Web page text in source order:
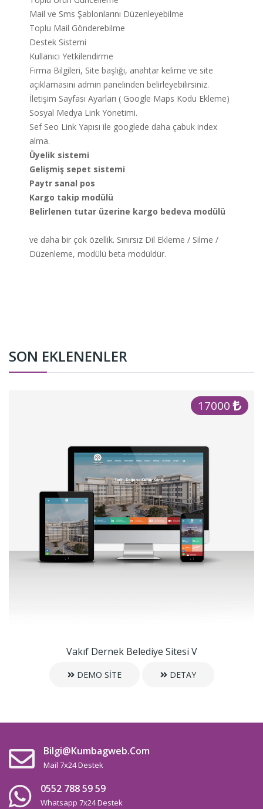
Mail ve Sms Şablonlarını Düzenleyebilme
Toplu Mail Gönderebilme
Destek Sistemi
Kullanıcı Yetkilendirme
Firma Bilgileri, Site başlığı, anahtar kelime ve site
açıklamasını admin panelinden belirleyebilirsiniz.
İletişim Sayfası Ayarları ( Google Maps Kodu Ekleme)
Sosyal Medya Link Yönetimi.
Sef Seo Link Yapısı ile googlede daha çabuk index
alma.
Üyelik sistemi
Gelişmiş sepet sistemi
Paytr sanal pos
Kargo takip modülü
Belirlenen tutar üzerine kargo bedeva modülü
ve daha bir çok özellik. Sınırsız Dil Ekleme / Silme /
Düzenleme, modülü beta modüldür.
SON EKLENENLER
17000
Vakıf Dernek Belediye Sitesi V
DEMO SİTE DETAY
Bilgi@kumbagweb.com
Mail 7x24 Destek
0552 788 59 59
Whatsapp 7x24 Destek